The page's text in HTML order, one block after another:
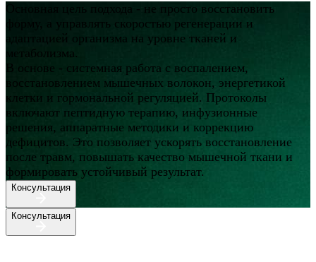
Основная цель подхода - не просто восстановить
форму, а управлять скоростью регенерации и
адаптацией организма на уровне тканей и
метаболизма.
В основе - системная работа с воспалением,
восстановлением мышечных волокон, энергетикой
клетки и гормональной регуляцией. Протоколы
включают пептидную терапию, инфузионные
решения, аппаратные методики и коррекцию
дефицитов. Это позволяет ускорять восстановление
после травм, повышать качество мышечной ткани и
формировать устойчивый результат.
Консультация
Консультация